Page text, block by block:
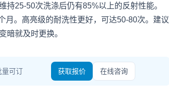
25-50次洗涤后仍有85%以上的反射性能。
月。高亮级的耐洗性更好，可达50-80次。建议
暗就及时更换。
量可订 获取报价 在线咨询